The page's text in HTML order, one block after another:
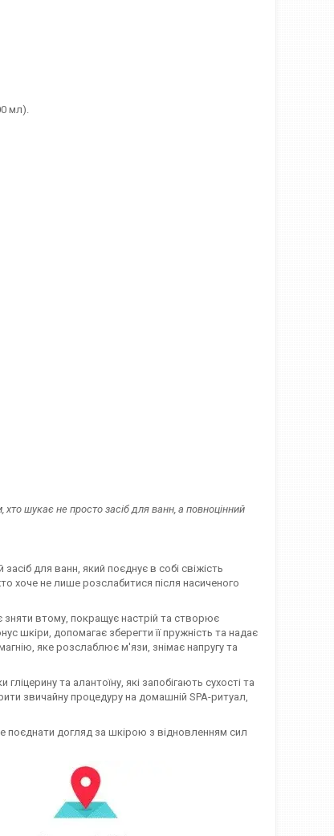
мл).
хто шукає не просто засіб для ванн, а повноцінний
для ванн, який поєднує в собі свіжість
хоче не лише розслабитися після насиченого
втому, покращує настрій та створює
шкіри, допомагає зберегти її пружність та надає
яке розслаблює м'язи, знімає напругу та
та алантоїну, які запобігають сухості та
звичайну процедуру на домашній SPA-ритуал,
поєднати догляд за шкірою з відновленням сил